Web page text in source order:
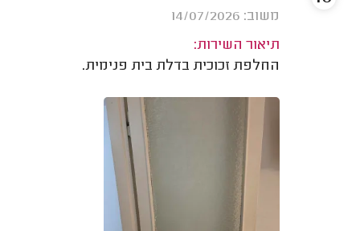
משוב: 14/07/2026
תיאור השירות:
החלפת זכוכית בדלת בית פנימית.